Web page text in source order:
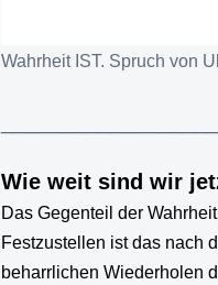
Wahrheit IST. Spruch von
Wie weit sind wir
Das Gegenteil der
Festzustellen ist das nach
beharrlichen Wiederholen